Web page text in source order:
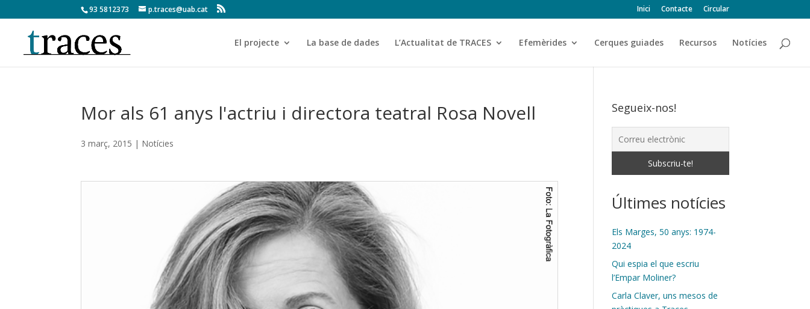
93 5812373 p.traces@uab.cat Inici Contacte Circular
El projecte La base de dades L’Actualitat de TRACES Efemèrides Cerques guiades Recursos Notícies
Mor als 61 anys l'actriu i directora teatral Rosa Novell
3 març, 2015 | Notícies
Segueix-nos!
Últimes notícies
Els Marges, 50 anys: 1974-
2024
Qui espia el que escriu
l’Empar Moliner?
Carla Claver, uns mesos de